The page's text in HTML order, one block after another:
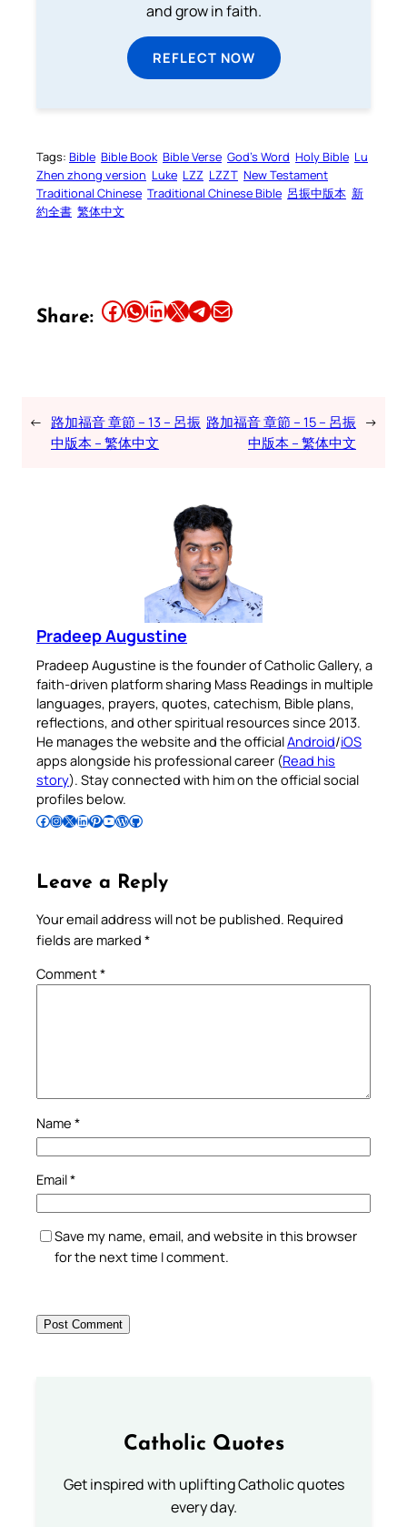
and grow in faith.
REFLECT NOW
Tags: Bible Bible Book Bible Verse God’s Word Holy Bible Lu
Zhen zhong version Luke LZZ LZZT New Testament
Traditional Chinese Traditional Chinese Bible 呂振中版本 新
約全書 繁体中文
Share: Share this article on Facebook Share this article on WhatsApp Share this article on LinkedIn Share this article on X Share this article on TelegramEmail this Article
← 路加福音 章節 – 13 – 呂振
中版本 – 繁体中文
路加福音 章節 – 15 – 呂振
中版本 – 繁体中文
→
Pradeep Augustine
Pradeep Augustine is the founder of Catholic Gallery, a
faith-driven platform sharing Mass Readings in multiple
languages, prayers, quotes, catechism, Bible plans,
reflections, and other spiritual resources since 2013.
He manages the website and the officialAndroid/iOS
apps alongside his professional career (Read his
story). Stay connected with him on the official social
profiles below.
Follow Pradeep on Facebook Follow Pradeep on InstagramFollow Pradeep on X Follow Pradeep on LinkedIn Follow Pradeep on Pinterest Subscribe to Pradeep’s Youtube Channel Follow Pradeep on WordPress Follow Pradeep on GitHub
Leave a Reply
Your email address will not be published. Required
fields are marked *
Comment*
Name *
Email*
Save my name, email, and website in this browser
for the next time I comment.
Catholic Quotes
Get inspired with uplifting Catholic quotes
every day.